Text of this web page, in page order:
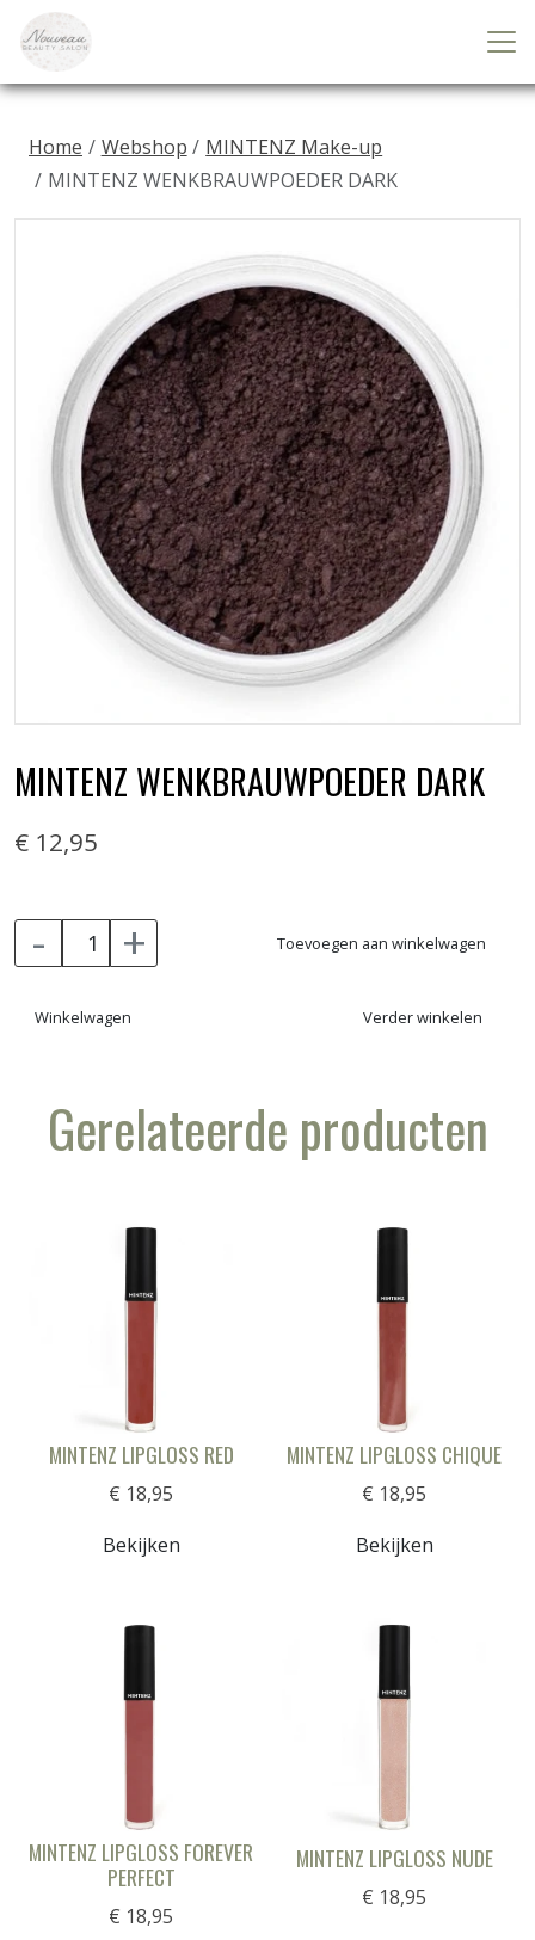
Home Webshop
MINTENZ Make-up
MINTENZ WENKBRAUWPOEDER DARK
MINTENZ WENKBRAUWPOEDER DARK
€ 12,95
- + Toevoegen aan winkelwagen
Winkelwagen Verder winkelen
Gerelateerde producten
MINTENZ LIPGLOSS RED
€ 18,95
Bekijken
MINTENZ LIPGLOSS CHIQUE
€ 18,95
Bekijken
MINTENZ LIPGLOSS FOREVER
PERFECT
€ 18,95
MINTENZ LIPGLOSS NUDE
€ 18,95